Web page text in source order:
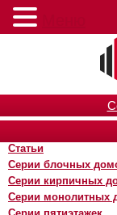
Статьи
Серии блочных
Серии кирпичных
Серии монолитных